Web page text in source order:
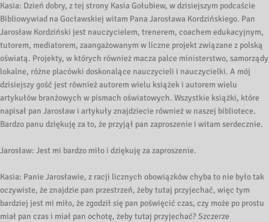
Kasia: Dzień dobry, z tej strony Kasia Gołubiew, w dzisiejszym podcaście
Bibliowywiad na Gocławskiej witam Pana Jarosława Kordzińskiego. Pan
Jarosław Kordziński jest nauczycielem, trenerem, coachem edukacyjnym,
tutorem, mediatorem, zaangażowanym w liczne projekt związane z polską
oświatą. Projekty, w których również macza palce ministerstwo, samorządy
lokalne, różne placówki doskonalące nauczycieli i nauczycielki. A mój
dzisiejszy gość jest również autorem wielu książek i autorem wielu
artykułów branżowych w pismach oświatowych. Wszystkie książki, które
napisał pan Jarosław i artykuły znajdziecie również w naszej bibliotece.
Bardzo panu dziękuję za to, że przyjął pan zaproszenie i witam serdecznie.
Jarosław: Jest mi bardzo miło i dziękuję za zaproszenie.
Kasia: Panie Jarosławie, z racji licznych obowiązków chyba to nie było tak
oczywiste, że znajdzie pan przestrzeń, żeby tutaj przyjechać, więc tym
bardziej jest mi miło, że zgodził się pan poświęcić czas, czy może po prostu
miał pan czas i miał pan ochotę, żeby tutaj przyjechać? Szczerze